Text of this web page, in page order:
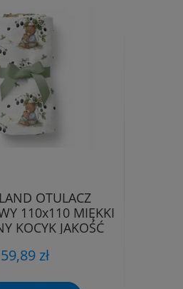
OTULACZ
110x110 MIĘKKI
KOCYK JAKOŚĆ
59,89 zł